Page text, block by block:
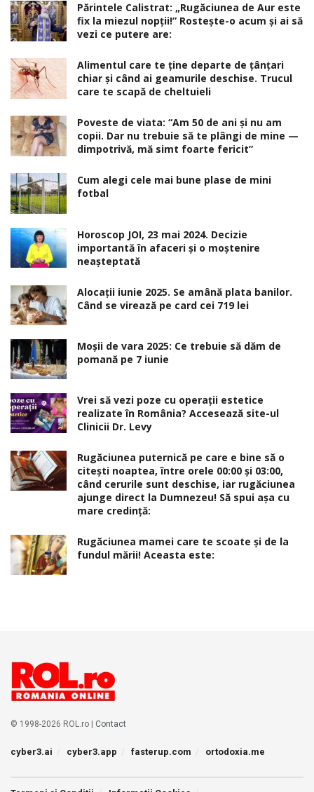
Părintele Calistrat: „Rugăciunea de Aur este
fix la miezul nopţii!” Rosteşte-o acum şi ai să
vezi ce putere are:
Alimentul care te ține departe de țânțari
chiar și când ai geamurile deschise. Trucul
care te scapă de cheltuieli
Poveste de viata: “Am 50 de ani și nu am
copii. Dar nu trebuie să te plângi de mine —
dimpotrivă, mă simt foarte fericit”
Cum alegi cele mai bune plase de mini
fotbal
Horoscop JOI, 23 mai 2024. Decizie
importantă în afaceri şi o moştenire
neaşteptată
Alocaţii iunie 2025. Se amână plata banilor.
Când se virează pe card cei 719 lei
Moșii de vara 2025: Ce trebuie să dăm de
pomană pe 7 iunie
Vrei să vezi poze cu operații estetice
realizate în România? Accesează site-ul
Clinicii Dr. Levy
Rugăciunea puternică pe care e bine să o
citești noaptea, între orele 00:00 și 03:00,
când cerurile sunt deschise, iar rugăciunea
ajunge direct la Dumnezeu! Să spui așa cu
mare credință:
Rugăciunea mamei care te scoate şi de la
fundul mării! Aceasta este:
© 1998-2026 ROL.ro | Contact
cyber3.ai cyber3.app fasterup.com ortodoxia.me